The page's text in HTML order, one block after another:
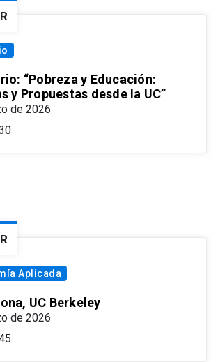
“Pobreza y Educación:
y Propuestas desde la UC”
de 2026
Aplicada
UC Berkeley
de 2026